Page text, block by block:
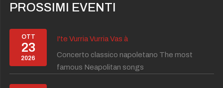
PROSSIMI EVENTI
OTT
23
2026
I'te Vurria Vurria Vas à
Concerto classico napoletano The most
famous Neapolitan songs